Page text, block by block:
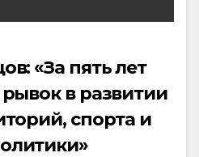
«За пять лет
в развитии
спорта и